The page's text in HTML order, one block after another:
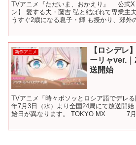
TVアニメ『ただいま、おかえり』 公式X
ン】 愛する夫・藤吉 弘と結ばれて専業主
うすぐ2歳になる息子・輝 も授かり、郊外
新作アニメ
【ロシデレ
ーリャver.
送開始
TVアニメ「時々ボソッとロシア語でデレ
年7月3日（水）より全国24局にて放送開
始日が異なります。 TOKYO MX 7月3